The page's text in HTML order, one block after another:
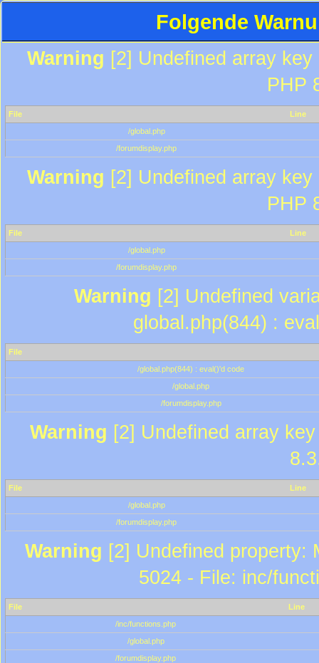
Folgende
Warning [2] Undefined array
PHP
File
Line
/global.php
/forumdisplay.php
Warning [2] Undefined array
PHP
File
Line
/global.php
/forumdisplay.php
Warning [2] Undefined
global.php(844) :
File
/global.php(844) : eval()'d code
/global.php
/forumdisplay.php
Warning [2] Undefined array
File
Line
/global.php
/forumdisplay.php
Warning [2] Undefined property:
5024 - File: inc/
File
Line
/inc/functions.php
/global.php
/forumdisplay.php